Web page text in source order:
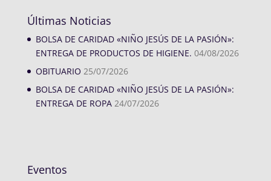
Últimas Noticias
BOLSA DE CARIDAD «NIÑO JESÚS DE LA PASIÓN»:
ENTREGA DE PRODUCTOS DE HIGIENE. 04/08/2026
OBITUARIO 25/07/2026
BOLSA DE CARIDAD «NIÑO JESÚS DE LA PASIÓN»:
ENTREGA DE ROPA 24/07/2026
Eventos